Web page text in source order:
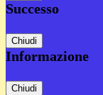
Successo
Chiudi
Informazione
Chiudi